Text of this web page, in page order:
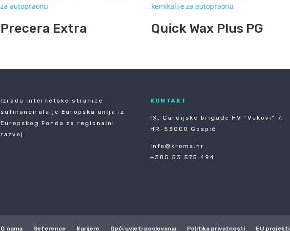
Precera Extra Quick Wax Plus PG
Izradu internetske stranice
sufinancirala je Europska unija iz
Europskog Fonda za regionalni
razvoj.
KONTAKT
IX. Gardijske brigade HV ”Vukovi” 7,
HR-53000 Gospić
info@kroma.hr
+385 53 575 494
O nama Reference Karijere Opći uvjeti poslovanja Politika privatnosti EU projekti